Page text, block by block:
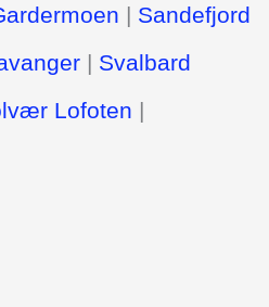
| Sandefjord
| Svalbard
Lofoten |